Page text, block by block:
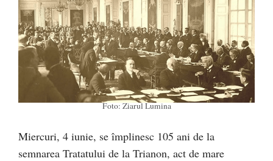
Foto: Ziarul Lumina
Miercuri, 4 iunie, se împlinesc 105 ani de la
semnarea Tratatului de la Trianon, act de mare